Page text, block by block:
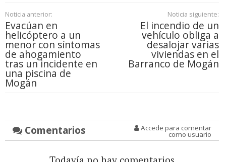
Noticia anterior:
Evacúan en
helicóptero a un
menor con síntomas
de ahogamiento
tras un incidente en
una piscina de
Mogán
Noticia siguiente:
El incendio de un
vehículo obliga a
desalojar varias
viviendas en el
Barranco de Mogán
Comentarios Accede para comentar
como usuario